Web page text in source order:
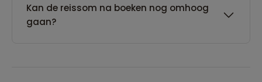
Kan de reissom na boeken nog omhoog
gaan?